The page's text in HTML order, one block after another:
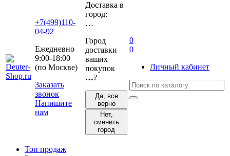
+7(499)110-
04-92
Ежедневно
9:00-18:00
(по Москве)
Заказать
звонок
Напишите
нам
Доставка в
город:
…
Город
доставки
ваших
покупок
…?
Да, все
верно
Нет,
сменить
город
0
0
Личный кабинет
Топ продаж